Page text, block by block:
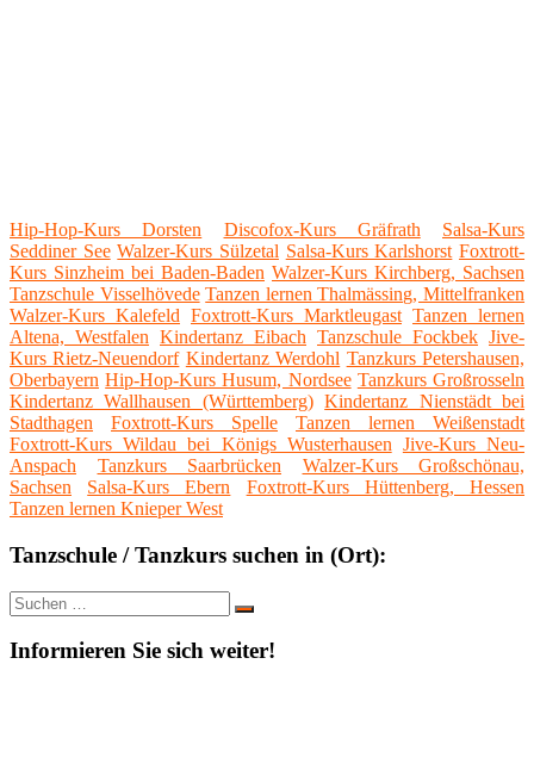
Hip-Hop-Kurs Dorsten Discofox-Kurs Gräfrath
Salsa-Kurs
Seddiner See Walzer-Kurs Sülzetal Salsa-Kurs Karlshorst Foxtrott-
Kurs Sinzheim bei Baden-Baden Walzer-Kurs Kirchberg, Sachsen
Tanzschule Visselhövede Tanzen lernen Thalmässing, Mittelfranken
Walzer-Kurs Kalefeld Foxtrott-Kurs Marktleugast Tanzen lernen
Altena, Westfalen Kindertanz Eibach Tanzschule Fockbek Jive-
Kurs Rietz-Neuendorf Kindertanz Werdohl Tanzkurs Petershausen,
Oberbayern Hip-Hop-Kurs Husum, Nordsee Tanzkurs Großrosseln
Kindertanz Wallhausen (Württemberg) Kindertanz Nienstädt bei
Stadthagen
Foxtrott-Kurs Spelle
Tanzen lernen Weißenstadt
Foxtrott-Kurs Wildau bei Königs Wusterhausen Jive-Kurs Neu-
Anspach
Tanzkurs Saarbrücken
Walzer-Kurs Großschönau,
Sachsen
Salsa-Kurs Ebern
Foxtrott-Kurs Hüttenberg, Hessen
Tanzen lernen Knieper West
Tanzschule / Tanzkurs suchen in (Ort):
Suche
nach:
Suchen
Informieren Sie sich weiter!